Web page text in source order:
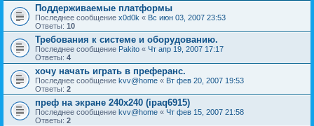
Поддерживаемые платформы
Последнее сообщение x0d0k « Вс июн 03, 2007 23:53
Ответы: 10
Требования к системе и оборудованию.
Последнее сообщение Pakito « Чт апр 19, 2007 17:17
Ответы: 4
хочу начать играть в преферанс.
Последнее сообщение kvv@home « Вт фев 20, 2007 19:53
Ответы: 2
преф на экране 240х240 (ipaq6915)
Последнее сообщение kvv@home « Чт фев 15, 2007 21:58
Ответы: 2